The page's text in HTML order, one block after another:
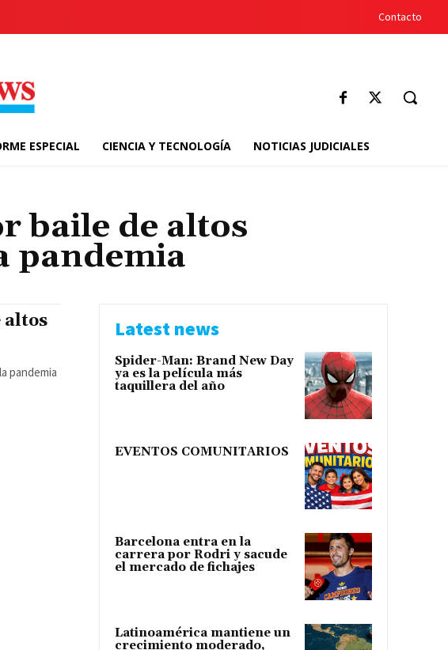
Contacto
ESPECIAL CIENCIA Y TECNOLOGÍA NOTICIAS JUDICIALES
baile de altos
pandemia
altos
pandemia
Latest news
Spider-Man: Brand New Day
ya es la película más
taquillera del año
EVENTOS COMUNITARIOS
Barcelona entra en la
carrera por Rodri y sacude
el mercado de fichajes
Latinoamérica mantiene un
crecimiento moderado,